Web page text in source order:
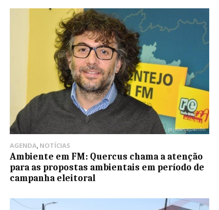
AGENDA, NOTÍCIAS
Ambiente em FM: Quercus chama a atenção
para as propostas ambientais em período de
campanha eleitoral